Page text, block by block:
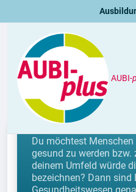
AUBI-
Berufe
Berufe im
Du möchtest
gesund zu werden bzw.
deinem Umfeld würde
bezeichnen? Dann sind